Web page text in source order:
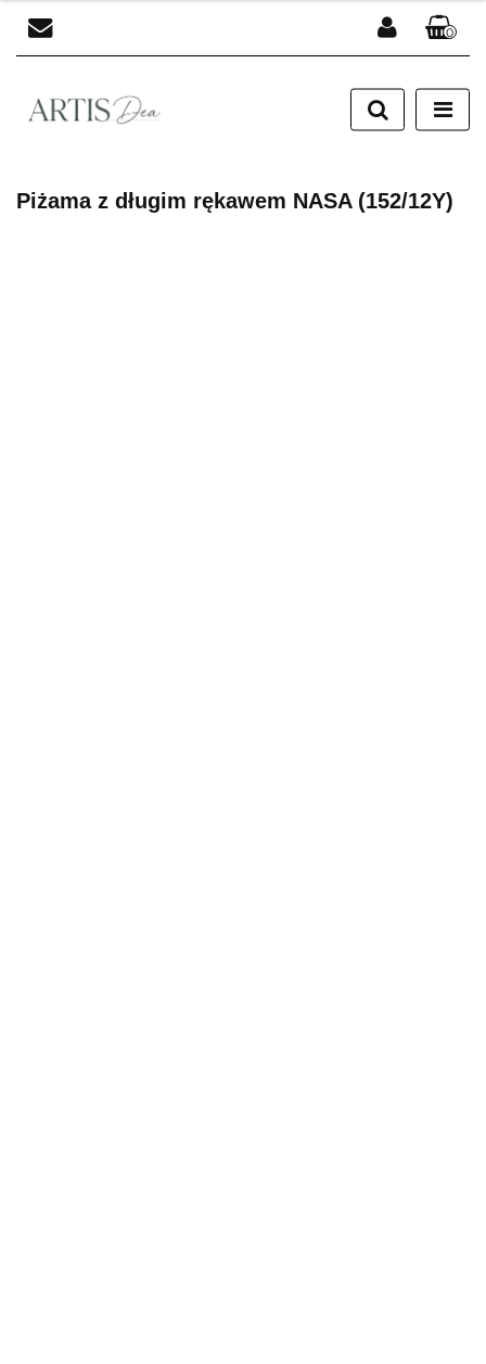
Zaloguj się
Zarejestruj się
0
Piżama z długim rękawem NASA (152/12Y)